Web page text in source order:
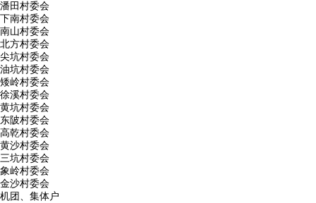
潘田村委会
下南村委会
南山村委会
北方村委会
尖坑村委会
油坑村委会
矮岭村委会
徐溪村委会
黄坑村委会
东陂村委会
高乾村委会
黄沙村委会
三坑村委会
象岭村委会
金沙村委会
机团、集体户